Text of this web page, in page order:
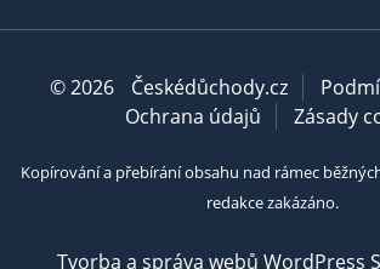
© 2026 Českédůchody.cz
Ochrana údajů
Zásady
Kopírování a přebírání obsahu nad rámec
redakce zakázáno.
Tvorba a správa webů WordPress